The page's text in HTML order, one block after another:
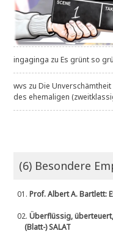
ingaginga zuEs grünt so
wvs zuDie Unverschämtheit
des ehemaligen
(6) Besondere
01.Prof. Albert A. Bartlett:
02.Überflüssig,
(Blatt-) SALAT